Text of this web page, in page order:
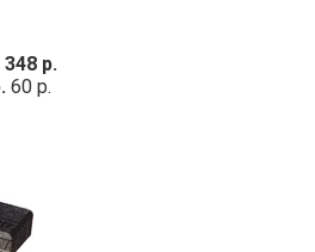
348 р.
60 р.